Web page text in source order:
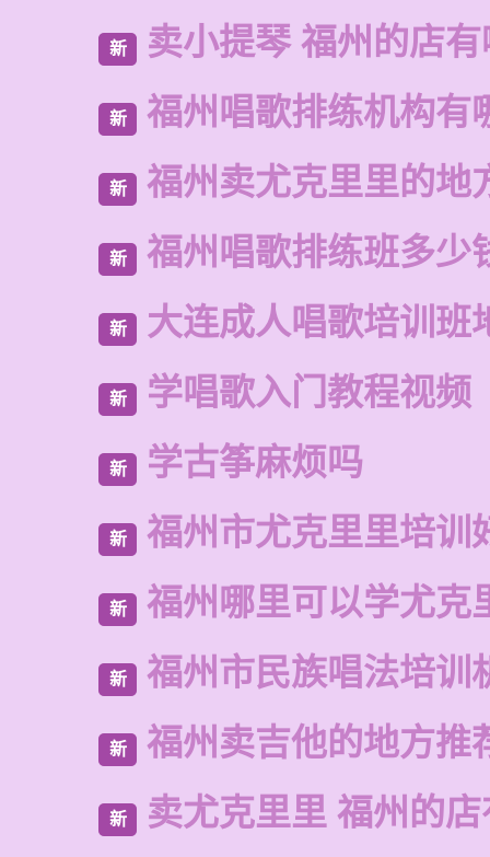
新 卖小提琴 福州的店
新 福州唱歌排练机构有
新 福州卖尤克里里的地
新 福州唱歌排练班多少
新 大连成人唱歌培训班
新 学唱歌入门教程视频
新 学古筝麻烦吗
新 福州市尤克里里培训
新 福州哪里可以学尤克
新 福州市民族唱法培训
新 福州卖吉他的地方推
新 卖尤克里里 福州的